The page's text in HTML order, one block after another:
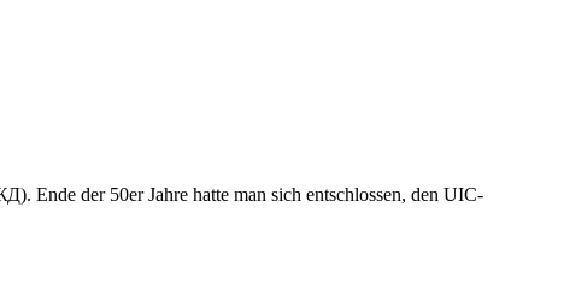
Ende der 50er Jahre hatte man sich entschlossen, den UIC-